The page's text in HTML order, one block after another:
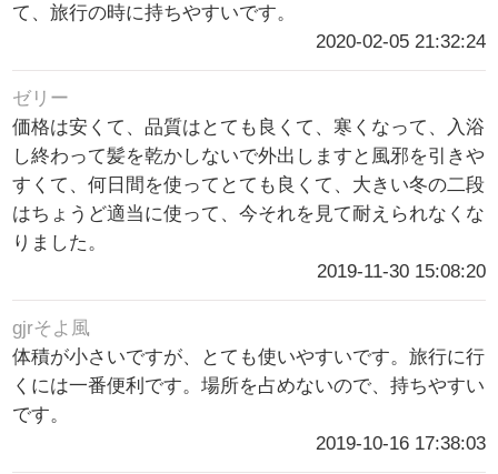
て、旅行の時に持ちやすいです。
2020-02-05 21:32:24
ゼリー
価格は安くて、品質はとても良くて、寒くなって、入浴
し終わって髪を乾かしないで外出しますと風邪を引きや
すくて、何日間を使ってとても良くて、大きい冬の二段
はちょうど適当に使って、今それを見て耐えられなくな
りました。
2019-11-30 15:08:20
gjrそよ風
体積が小さいですが、とても使いやすいです。旅行に行
くには一番便利です。場所を占めないので、持ちやすい
です。
2019-10-16 17:38:03